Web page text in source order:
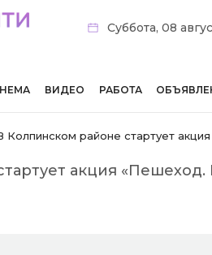
Суббота, 08
ВИДЕО РАБОТА
Колпинском районе стартует
акция